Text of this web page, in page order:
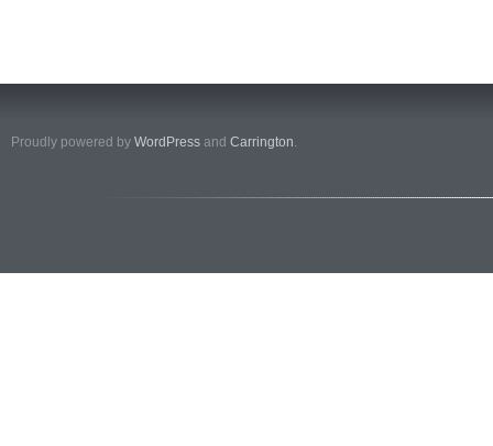
Proudly powered by WordPress and Carrington